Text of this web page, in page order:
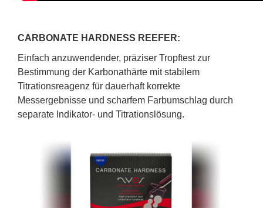
CARBONATE HARDNESS REEFER:
Einfach anzuwendender, präziser Tropftest zur
Bestimmung der Karbonathärte mit stabilem
Titrationsreagenz für dauerhaft korrekte
Messergebnisse und scharfem Farbumschlag durch
separate Indikator- und Titrationslösung.